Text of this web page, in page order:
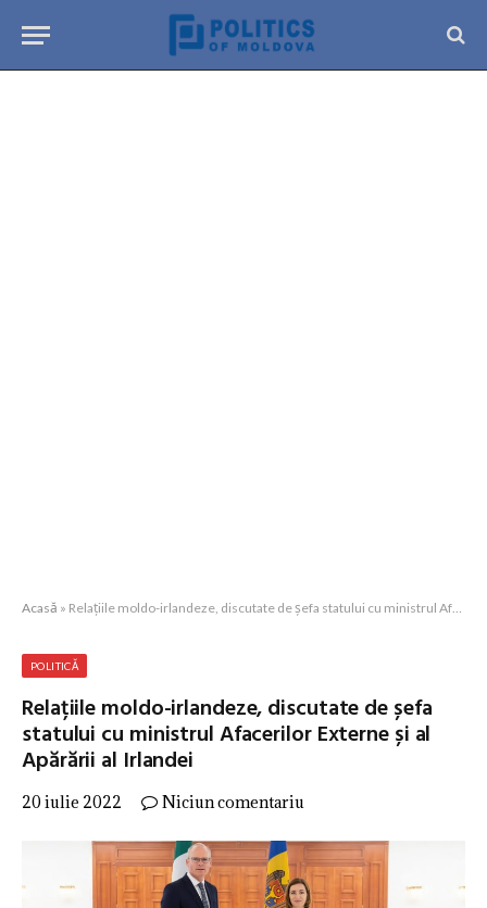
Acasă » Relațiile moldo-irlandeze, discutate de șefa statului cu ministrul Afacerilor Externe și al Apărării al Irlandei
POLITICĂ
Relațiile moldo-irlandeze, discutate de șefa
statului cu ministrul Afacerilor Externe și al
Apărării al Irlandei
20 iulie 2022 Niciun comentariu